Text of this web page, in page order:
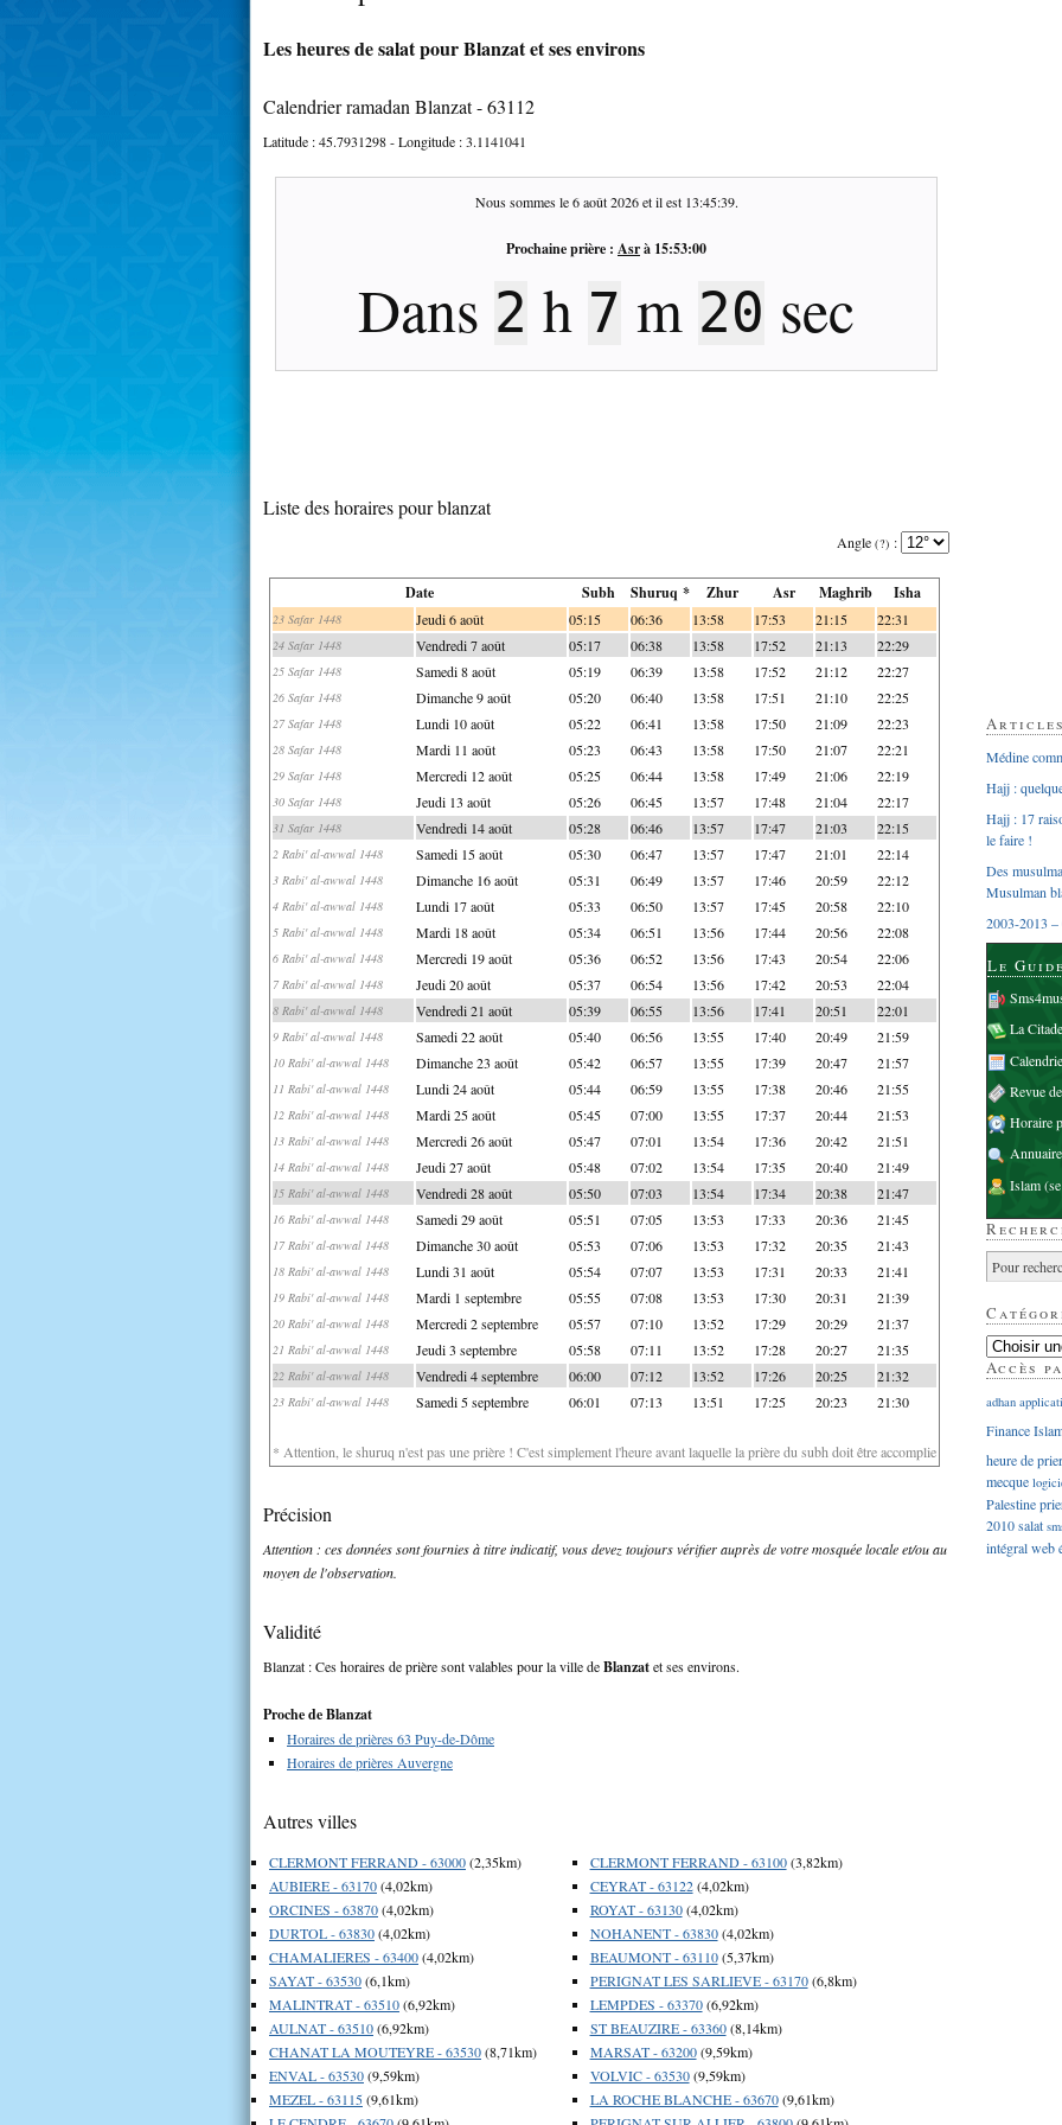
Les heures de salat pour Blanzat et ses environs
Calendrier ramadan Blanzat - 63112
Latitude :45.7931298- Longitude :3.1141041
Nous sommes le6 août 2026et il est 13:45:40.
Prochaine prière : Asrà 15:53:00
Dans 2 h 7 m 19 sec
Liste des horaires pour blanzat
Angle (?) :
Date Subh Shuruq * Zhur Asr Maghrib Isha
23 Safar 1448 Jeudi 6 août 05:15 06:36 13:58 17:53 21:15 22:31
24 Safar 1448 Vendredi 7 août 05:17 06:38 13:58 17:52 21:13 22:29
25 Safar 1448 Samedi 8 août 05:19 06:39 13:58 17:52 21:12 22:27
26 Safar 1448 Dimanche 9 août 05:20 06:40 13:58 17:51 21:10 22:25
27 Safar 1448 Lundi 10 août 05:22 06:41 13:58 17:50 21:09 22:23
28 Safar 1448 Mardi 11 août 05:23 06:43 13:58 17:50 21:07 22:21
29 Safar 1448 Mercredi 12 août 05:25 06:44 13:58 17:49 21:06 22:19
30 Safar 1448 Jeudi 13 août 05:26 06:45 13:57 17:48 21:04 22:17
31 Safar 1448 Vendredi 14 août 05:28 06:46 13:57 17:47 21:03 22:15
2 Rabi' al-awwal 1448 Samedi 15 août 05:30 06:47 13:57 17:47 21:01 22:14
3 Rabi' al-awwal 1448 Dimanche 16 août 05:31 06:49 13:57 17:46 20:59 22:12
4 Rabi' al-awwal 1448 Lundi 17 août 05:33 06:50 13:57 17:45 20:58 22:10
5 Rabi' al-awwal 1448 Mardi 18 août 05:34 06:51 13:56 17:44 20:56 22:08
6 Rabi' al-awwal 1448 Mercredi 19 août 05:36 06:52 13:56 17:43 20:54 22:06
7 Rabi' al-awwal 1448 Jeudi 20 août 05:37 06:54 13:56 17:42 20:53 22:04
8 Rabi' al-awwal 1448 Vendredi 21 août 05:39 06:55 13:56 17:41 20:51 22:01
9 Rabi' al-awwal 1448 Samedi 22 août 05:40 06:56 13:55 17:40 20:49 21:59
10 Rabi' al-awwal 1448 Dimanche 23 août 05:42 06:57 13:55 17:39 20:47 21:57
11 Rabi' al-awwal 1448 Lundi 24 août 05:44 06:59 13:55 17:38 20:46 21:55
12 Rabi' al-awwal 1448 Mardi 25 août 05:45 07:00 13:55 17:37 20:44 21:53
13 Rabi' al-awwal 1448 Mercredi 26 août 05:47 07:01 13:54 17:36 20:42 21:51
14 Rabi' al-awwal 1448 Jeudi 27 août 05:48 07:02 13:54 17:35 20:40 21:49
15 Rabi' al-awwal 1448 Vendredi 28 août 05:50 07:03 13:54 17:34 20:38 21:47
16 Rabi' al-awwal 1448 Samedi 29 août 05:51 07:05 13:53 17:33 20:36 21:45
17 Rabi' al-awwal 1448 Dimanche 30 août 05:53 07:06 13:53 17:32 20:35 21:43
18 Rabi' al-awwal 1448 Lundi 31 août 05:54 07:07 13:53 17:31 20:33 21:41
19 Rabi' al-awwal 1448 Mardi 1 septembre 05:55 07:08 13:53 17:30 20:31 21:39
20 Rabi' al-awwal 1448 Mercredi 2 septembre 05:57 07:10 13:52 17:29 20:29 21:37
21 Rabi' al-awwal 1448 Jeudi 3 septembre 05:58 07:11 13:52 17:28 20:27 21:35
22 Rabi' al-awwal 1448 Vendredi 4 septembre 06:00 07:12 13:52 17:26 20:25 21:32
23 Rabi' al-awwal 1448 Samedi 5 septembre 06:01 07:13 13:51 17:25 20:23 21:30
* Attention, le shuruq n'est pas une prière ! C'est simplement l'heure avant laquelle la prière du subh doit être accomplie
Précision
Attention : ces données sont fournies à titre indicatif, vous devez toujours vérifier auprès de votre mosquée locale et/ou au
moyen de l'observation.
Validité
Blanzat : Ces horaires de prière sont valables pour la ville deBlanzatet ses environs.
Proche de Blanzat
Horaires de prières 63 Puy-de-Dôme
Horaires de prières Auvergne
Autres villes
CLERMONT FERRAND - 63000(2,35km)
AUBIERE - 63170(4,02km)
ORCINES - 63870(4,02km)
DURTOL - 63830(4,02km)
CHAMALIERES - 63400(4,02km)
SAYAT - 63530(6,1km)
MALINTRAT - 63510(6,92km)
AULNAT - 63510(6,92km)
CHANAT LA MOUTEYRE - 63530(8,71km)
ENVAL - 63530(9,59km)
MEZEL - 63115(9,61km)
CLERMONT FERRAND - 63100(3,82km)
CEYRAT - 63122(4,02km)
ROYAT - 63130(4,02km)
NOHANENT - 63830(4,02km)
BEAUMONT - 63110(5,37km)
PERIGNAT LES SARLIEVE - 63170(6,8km)
LEMPDES - 63370(6,92km)
ST BEAUZIRE - 63360(8,14km)
MARSAT - 63200(9,59km)
VOLVIC - 63530(9,59km)
LA ROCHE BLANCHE - 63670(9,61km)
Médine
Hajj :
Hajj : 17
le faire !
Des
Musulman
2003-2013 –
Le
La
Revue
Horaire
Islam
Accès
adhan
Finance
heure de
mecque
Palestine
2010salat
intégralweb